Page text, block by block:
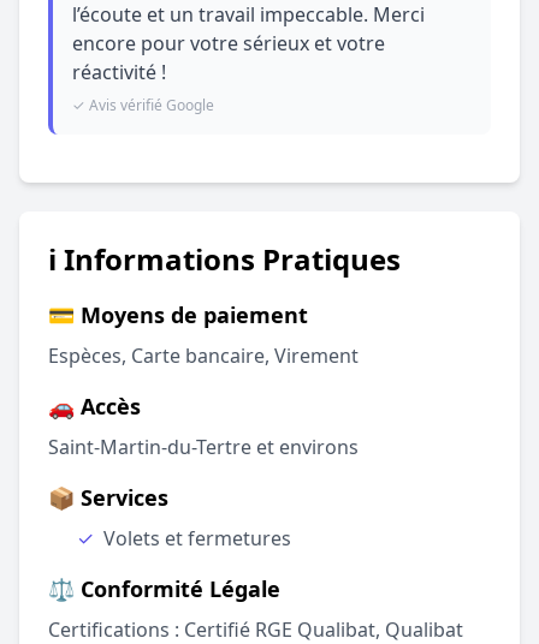
l’écoute et un travail impeccable. Merci
encore pour votre sérieux et votre
réactivité !
✓ Avis vérifié Google
ℹ️ Informations Pratiques
💳 Moyens de paiement
Espèces, Carte bancaire, Virement
🚗 Accès
Saint-Martin-du-Tertre et environs
📦 Services
✓ Volets et fermetures
⚖️ Conformité Légale
Certifications : Certifié RGE Qualibat, Qualibat